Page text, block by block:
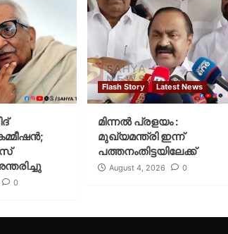
0
Flash Story Latest News
മിന്നല്‍ പ്രളയം :
മുഖ്യമന്ത്രി ഇന്ന്
പത്തനംതിട്ടയിലേക്ക്
August 4, 2026 0